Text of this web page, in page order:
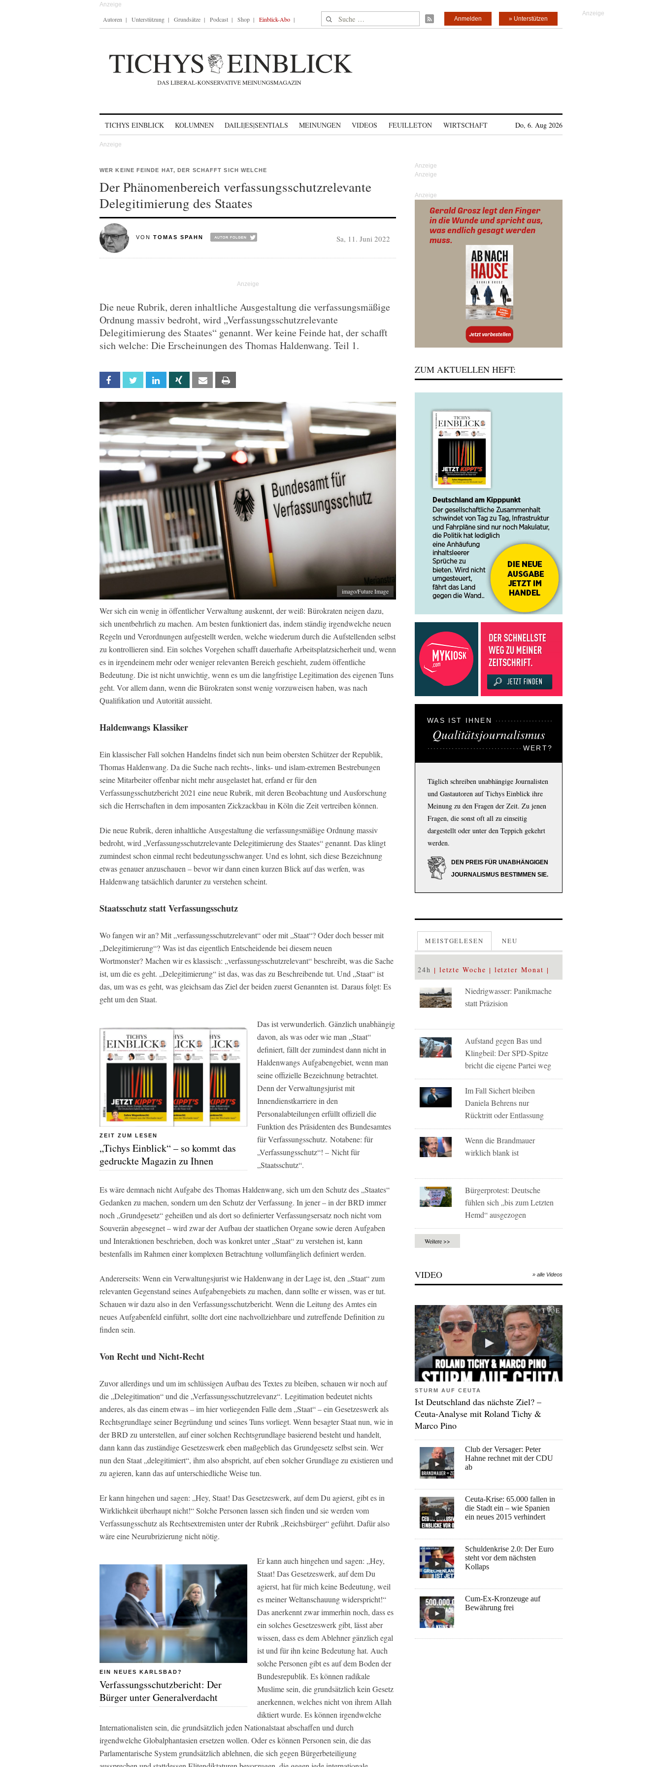
Autoren Unterstützung Grundsätze Podcast Shop Einblick-Abo Suche nach: » Unterstützen
Anmelden
TICHYS EINBLICK KOLUMNEN DAILI|ES|SENTIALS MEINUNGEN VIDEOS FEUILLETON WIRTSCHAFT Do, 6. Aug 2026
WER KEINE FEINDE HAT, DER SCHAFFT SICH WELCHE
Der Phänomenbereich verfassungsschutzrelevante
Delegitimierung des Staates
VON TOMAS SPAHN Sa, 11. Juni 2022
Die neue Rubrik, deren inhaltliche Ausgestaltung die verfassungsmäßige
Ordnung massiv bedroht, wird „Verfassungsschutzrelevante
Delegitimierung des Staates“ genannt. Wer keine Feinde hat, der schafft
sich welche: Die Erscheinungen des Thomas Haldenwang. Teil 1.
Facebook Twitter Linkedin Xing Email
imago/Future Image
Wer sich ein wenig in öffentlicher Verwaltung auskennt, der weiß: Bürokraten neigen dazu,
sich unentbehrlich zu machen. Am besten funktioniert das, indem ständig irgendwelche neuen
Regeln und Verordnungen aufgestellt werden, welche wiederum durch die Aufstellenden selbst
zu kontrollieren sind. Ein solches Vorgehen schafft dauerhafte Arbeitsplatzsicherheit und, wenn
es in irgendeinem mehr oder weniger relevanten Bereich geschieht, zudem öffentliche
Bedeutung. Die ist nicht unwichtig, wenn es um die langfristige Legitimation des eigenen Tuns
geht. Vor allem dann, wenn die Bürokraten sonst wenig vorzuweisen haben, was nach
Qualifikation und Autorität aussieht.
Haldenwangs Klassiker
Ein klassischer Fall solchen Handelns findet sich nun beim obersten Schützer der Republik,
Thomas Haldenwang. Da die Suche nach rechts-, links- und islam-extremen Bestrebungen
seine Mitarbeiter offenbar nicht mehr ausgelastet hat, erfand er für den
Verfassungsschutzbericht 2021 eine neue Rubrik, mit deren Beobachtung und Ausforschung
sich die Herrschaften in dem imposanten Zickzackbau in Köln die Zeit vertreiben können.
Die neue Rubrik, deren inhaltliche Ausgestaltung die verfassungsmäßige Ordnung massiv
bedroht, wird „Verfassungsschutzrelevante Delegitimierung des Staates“ genannt. Das klingt
zumindest schon einmal recht bedeutungsschwanger. Und es lohnt, sich diese Bezeichnung
etwas genauer anzuschauen – bevor wir dann einen kurzen Blick auf das werfen, was
Haldenwang tatsächlich darunter zu verstehen scheint.
Staatsschutz statt Verfassungsschutz
Wo fangen wir an? Mit „verfassungsschutzrelevant“ oder mit „Staat“? Oder doch besser mit
„Delegitimierung“? Was ist das eigentlich Entscheidende bei diesem neuen
Wortmonster? Machen wir es klassisch: „verfassungsschutzrelevant“ beschreibt, was die Sache
ist, um die es geht. „Delegitimierung“ ist das, was das zu Beschreibende tut. Und „Staat“ ist
das, um was es geht, was gleichsam das Ziel der beiden zuerst Genannten ist. Daraus folgt: Es
geht um den Staat.
ZEIT ZUM LESEN
„Tichys Einblick“ – so kommt das
gedruckte Magazin zu Ihnen
Das ist verwunderlich. Gänzlich unabhängig
davon, als was oder wie man „Staat“
definiert, fällt der zumindest dann nicht in
Haldenwangs Aufgabengebiet, wenn man
seine offizielle Bezeichnung betrachtet.
Denn der Verwaltungsjurist mit
Innendienstkarriere in den
Personalabteilungen erfüllt offiziell die
Funktion des Präsidenten des Bundesamtes
für Verfassungsschutz. Notabene: für
„Verfassungsschutz“! – Nicht für
„Staatsschutz“.
Es wäre demnach nicht Aufgabe des Thomas Haldenwang, sich um den Schutz des „Staates“
Gedanken zu machen, sondern um den Schutz der Verfassung. In jener – in der BRD immer
noch „Grundgesetz“ geheißen und als dort so definierter Verfassungsersatz noch nicht vom
Souverän abgesegnet – wird zwar der Aufbau der staatlichen Organe sowie deren Aufgaben
und Interaktionen beschrieben, doch was konkret unter „Staat“ zu verstehen ist, kann
bestenfalls im Rahmen einer komplexen Betrachtung vollumfänglich definiert werden.
Andererseits: Wenn ein Verwaltungsjurist wie Haldenwang in der Lage ist, den „Staat“ zum
relevanten Gegenstand seines Aufgabengebiets zu machen, dann sollte er wissen, was er tut.
Schauen wir dazu also in den Verfassungsschutzbericht. Wenn die Leitung des Amtes ein
neues Aufgabenfeld einführt, sollte dort eine nachvollziehbare und zutreffende Definition zu
finden sein.
Von Recht und Nicht-Recht
Zuvor allerdings und um im schlüssigen Aufbau des Textes zu bleiben, schauen wir noch auf
die „Delegitimation“ und die „Verfassungsschutzrelevanz“. Legitimation bedeutet nichts
anderes, als das einem etwas – im hier vorliegenden Falle dem „Staat“ – ein Gesetzeswerk als
Rechtsgrundlage seiner Begründung und seines Tuns vorliegt. Wenn besagter Staat nun, wie in
der BRD zu unterstellen, auf einer solchen Rechtsgrundlage basierend besteht und handelt,
dann kann das zuständige Gesetzeswerk eben maßgeblich das Grundgesetz selbst sein. Wer
nun den Staat „delegitimiert“, ihm also abspricht, auf eben solcher Grundlage zu existieren und
zu agieren, kann das auf unterschiedliche Weise tun.
Er kann hingehen und sagen: „Hey, Staat! Das Gesetzeswerk, auf dem Du agierst, gibt es in
Wirklichkeit überhaupt nicht!“ Solche Personen lassen sich finden und sie werden vom
Verfassungsschutz als Rechtsextremisten unter der Rubrik „Reichsbürger“ geführt. Dafür also
wäre eine Neurubrizierung nicht nötig.
EIN NEUES KARLSBAD?
Verfassungsschutzbericht: Der
Bürger unter Generalverdacht
Er kann auch hingehen und sagen: „Hey,
Staat! Das Gesetzeswerk, auf dem Du
agierst, hat für mich keine Bedeutung, weil
es meiner Weltanschauung widerspricht!“
Das anerkennt zwar immerhin noch, dass es
ein solches Gesetzeswerk gibt, lässt aber
wissen, dass es dem Ablehner gänzlich egal
ist und für ihn keine Bedeutung hat. Auch
solche Personen gibt es auf dem Boden der
Bundesrepublik. Es können radikale
Muslime sein, die grundsätzlich kein Gesetz
anerkennen, welches nicht von ihrem Allah
diktiert wurde. Es können irgendwelche
Internationalisten sein, die grundsätzlich jeden Nationalstaat abschaffen und durch
irgendwelche Globalphantasien ersetzen wollen. Oder es können Personen sein, die das
Parlamentarische System grundsätzlich ablehnen, die sich gegen Bürgerbeteiligung
Anzeige
ZUM AKTUELLEN HEFT:
WAS IST IHNEN
Qualitätsjournalismus
WERT?
Täglich schreiben unabhängige Journalisten
und Gastautoren auf Tichys Einblick ihre
Meinung zu den Fragen der Zeit. Zu jenen
Fragen, die sonst oft all zu einseitig
dargestellt oder unter den Teppich gekehrt
werden.
DEN PREIS FÜR UNABHÄNGIGEN
JOURNALISMUS BESTIMMEN SIE.
MEISTGELESEN NEU
24h letzte Woche letzter Monat
Niedrigwasser: Panikmache
statt Präzision
Aufstand gegen Bas und
Klingbeil: Der SPD-Spitze
bricht die eigene Partei weg
Im Fall Sichert bleiben
Daniela Behrens nur
Rücktritt oder Entlassung
Wenn die Brandmauer
wirklich blank ist
Bürgerprotest: Deutsche
fühlen sich „bis zum Letzten
Hemd“ ausgezogen
Weitere >>
VIDEO » alle Videos
STURM AUF CEUTA
Ist Deutschland das nächste Ziel? –
Ceuta-Analyse mit Roland Tichy &
Marco Pino
Club der Versager: Peter
Hahne rechnet mit der CDU
ab
Ceuta-Krise: 65.000 fallen in
die Stadt ein – wie Spanien
ein neues 2015 verhindert
Schuldenkrise 2.0: Der Euro
steht vor dem nächsten
Kollaps
Cum-Ex-Kronzeuge auf
Bewährung frei